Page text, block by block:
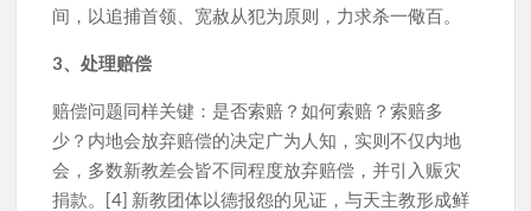
间，以追捕首领、宽赦从犯为原则，力求杀一儆百。
3、处理赔偿
赔偿问题同样关键：是否索赔？如何索赔？索赔多
少？内地会放弃赔偿的决定广为人知，实则不仅内地
会，多数新教差会皆不同程度放弃赔偿，并引入赈灾
捐款。[4] 新教团体以德报怨的见证，与天主教形成鲜